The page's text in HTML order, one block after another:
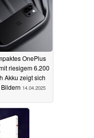
14.04.2025
OnePlus
riesigem 6.200
Akku zeigt sich
14.04.2025